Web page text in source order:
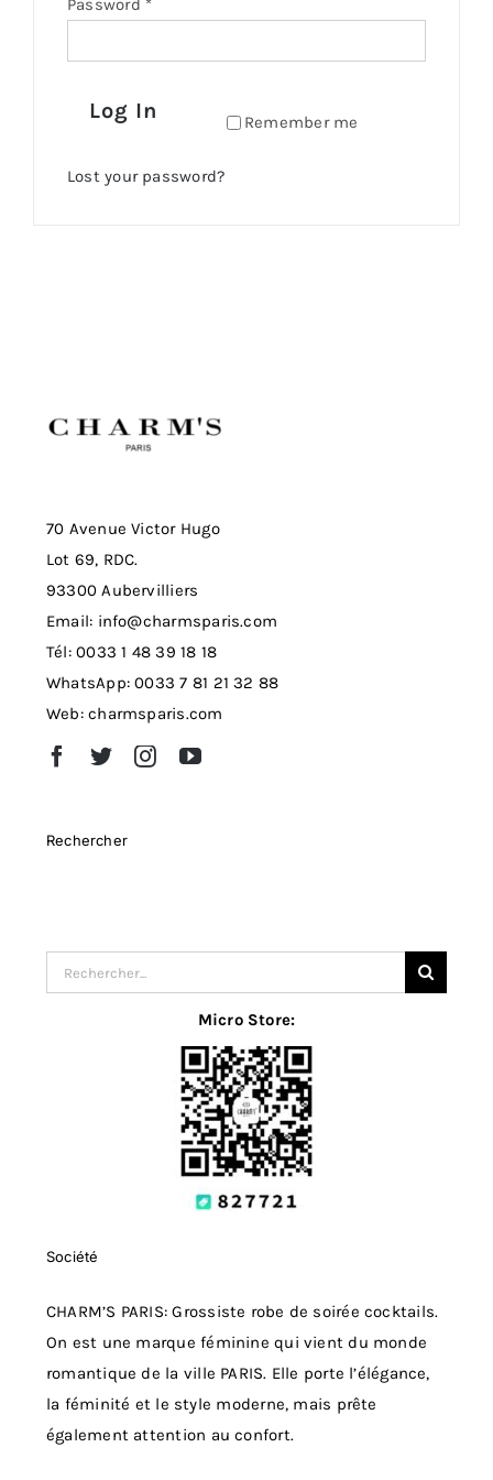
Password *
Remember me
Log In
Lost your password?
70 Avenue Victor Hugo
Lot 69, RDC.
93300 Aubervilliers
Email: info@charmsparis.com
Tél: 0033 1 48 39 18 18
WhatsApp: 0033 7 81 21 32 88
Web: charmsparis.com
Rechercher
Search
for:
Micro Store:
Société
CHARM’S PARIS: Grossiste robe de soirée cocktails.
On est une marque féminine qui vient du monde
romantique de la ville PARIS. Elle porte l’élégance,
la féminité et le style moderne, mais prête
également attention au confort.